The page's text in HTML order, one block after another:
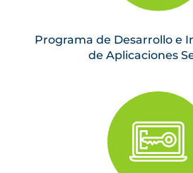
Programa de Desarrollo e
de Aplicaciones